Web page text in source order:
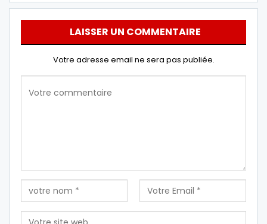
LAISSER UN COMMENTAIRE
Votre adresse email ne sera pas publiée.